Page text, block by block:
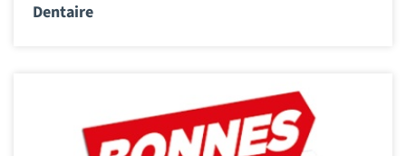
Dentaire